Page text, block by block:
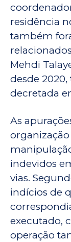
residência
também
Mehdi
desde
decretada
As
indevidos
vias.
indícios de
executado,
operação